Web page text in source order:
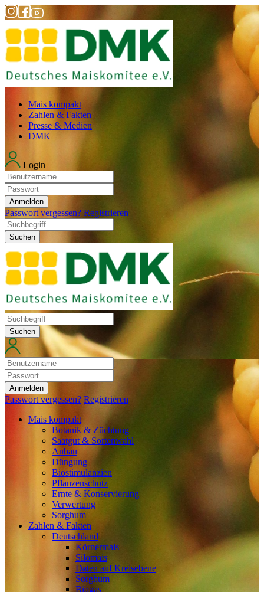
Mais kompakt
Zahlen & Fakten
Presse & Medien
DMK
Login
Anmelden
Passwort vergessen? Registrieren
Suchen
Suchen
Anmelden
Passwort vergessen? Registrieren
Mais kompakt
Botanik & Züchtung
Saatgut & Sortenwahl
Anbau
Düngung
Biostimulanzien
Pflanzenschutz
Ernte & Konservierung
Verwertung
Sorghum
Zahlen & Fakten
Deutschland
Körnermais
Silomais
Daten auf Kreisebene
Sorghum
Biogas